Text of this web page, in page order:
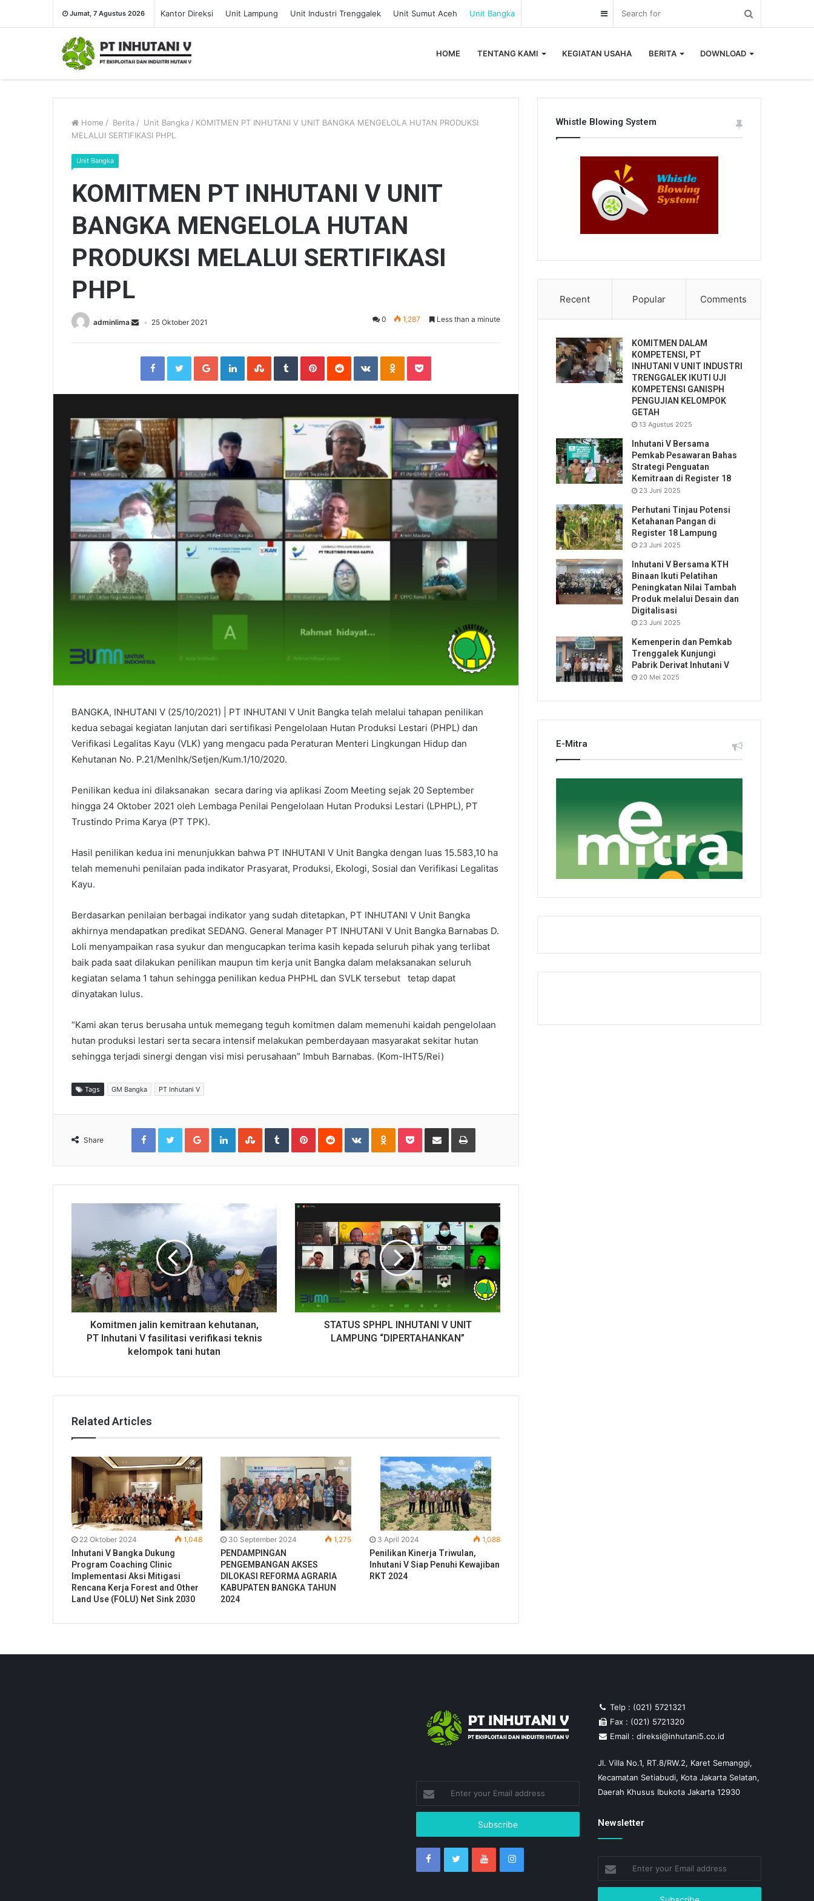
Jumat, 7 Agustus 2026 Kantor Direksi Unit Lampung Unit Industri Trenggalek Unit Sumut Aceh Unit Bangka Sidebar
HOME TENTANG KAMI KEGIATAN USAHA BERITA DOWNLOAD
Home / Berita / Unit Bangka / KOMITMEN PT INHUTANI V UNIT BANGKA MENGELOLA HUTAN PRODUKSI
MELALUI SERTIFIKASI PHPL
Unit Bangka
KOMITMEN PT INHUTANI V UNIT
BANGKA MENGELOLA HUTAN
PRODUKSI MELALUI SERTIFIKASI
PHPL
adminlima 25 Oktober 2021 0 1,287 Less than a minute
FacebookTwitterGoogle+LinkedInStumbleUpon
TumblrPinterestReddit VKontakteOdnoklassniki
Pocket
BANGKA, INHUTANI V (25/10/2021) | PT INHUTANI V Unit Bangka telah melalui tahapan penilikan
kedua sebagai kegiatan lanjutan dari sertifikasi Pengelolaan Hutan Produksi Lestari (PHPL) dan
Verifikasi Legalitas Kayu (VLK) yang mengacu pada Peraturan Menteri Lingkungan Hidup dan
Kehutanan No. P.21/Menlhk/Setjen/Kum.1/10/2020.
Penilikan kedua ini dilaksanakan secara daring via aplikasi Zoom Meeting sejak 20 September
hingga 24 Oktober 2021 oleh Lembaga Penilai Pengelolaan Hutan Produksi Lestari (LPHPL), PT
Trustindo Prima Karya (PT TPK).
Hasil penilikan kedua ini menunjukkan bahwa PT INHUTANI V Unit Bangka dengan luas 15.583,10 ha
telah memenuhi penilaian pada indikator Prasyarat, Produksi, Ekologi, Sosial dan Verifikasi Legalitas
Kayu.
Berdasarkan penilaian berbagai indikator yang sudah ditetapkan, PT INHUTANI V Unit Bangka
akhirnya mendapatkan predikat SEDANG. General Manager PT INHUTANI V Unit Bangka Barnabas D.
Loli menyampaikan rasa syukur dan mengucapkan terima kasih kepada seluruh pihak yang terlibat
baik pada saat dilakukan penilikan maupun tim kerja unit Bangka dalam melaksanakan seluruh
kegiatan selama 1 tahun sehingga penilikan kedua PHPHL dan SVLK tersebut tetap dapat
dinyatakan lulus.
“Kami akan terus berusaha untuk memegang teguh komitmen dalam memenuhi kaidah pengelolaan
hutan produksi lestari serta secara intensif melakukan pemberdayaan masyarakat sekitar hutan
sehingga terjadi sinergi dengan visi misi perusahaan” Imbuh Barnabas. (Kom-IHT5/Rei)
Tags GM Bangka PT Inhutani V
Share
FacebookTwitterGoogle+LinkedInStumbleUpon
TumblrPinterestReddit VKontakteOdnoklassniki
PocketShare
Email
Print
Komitmen jalin kemitraan kehutanan,
PT Inhutani V fasilitasi verifikasi teknis
kelompok tani hutan
STATUS SPHPL INHUTANI V UNIT
LAMPUNG “DIPERTAHANKAN”
Related Articles
22 Oktober 2024 1,048
Inhutani V Bangka Dukung
Program Coaching Clinic
Implementasi Aksi Mitigasi
Rencana Kerja Forest and Other
Land Use (FOLU) Net Sink 2030
30 September 2024 1,275
PENDAMPINGAN
PENGEMBANGAN AKSES
DILOKASI REFORMA AGRARIA
KABUPATEN BANGKA TAHUN
2024
3 April 2024 1,088
Penilikan Kinerja Triwulan,
Inhutani V Siap Penuhi Kewajiban
RKT 2024
Whistle Blowing System
Recent Popular Comments
KOMITMEN DALAM
KOMPETENSI, PT
INHUTANI V UNIT INDUSTRI
TRENGGALEK IKUTI UJI
KOMPETENSI GANISPH
PENGUJIAN KELOMPOK
GETAH
13 Agustus 2025
Inhutani V Bersama
Pemkab Pesawaran Bahas
Strategi Penguatan
Kemitraan di Register 18
23 Juni 2025
Perhutani Tinjau Potensi
Ketahanan Pangan di
Register 18 Lampung
23 Juni 2025
Inhutani V Bersama KTH
Binaan Ikuti Pelatihan
Peningkatan Nilai Tambah
Produk melalui Desain dan
Digitalisasi
23 Juni 2025
Kemenperin dan Pemkab
Trenggalek Kunjungi
Pabrik Derivat Inhutani V
20 Mei 2025
E-Mitra
your
Email
Telp : (021) 5721321
Fax : (021) 5721320
Email : direksi@inhutani5.co.id
Jl. Villa No.1, RT.8/RW.2, Karet Semanggi,
Kecamatan Setiabudi, Kota Jakarta Selatan,
Daerah Khusus Ibukota Jakarta 12930
Newsletter
your
Email